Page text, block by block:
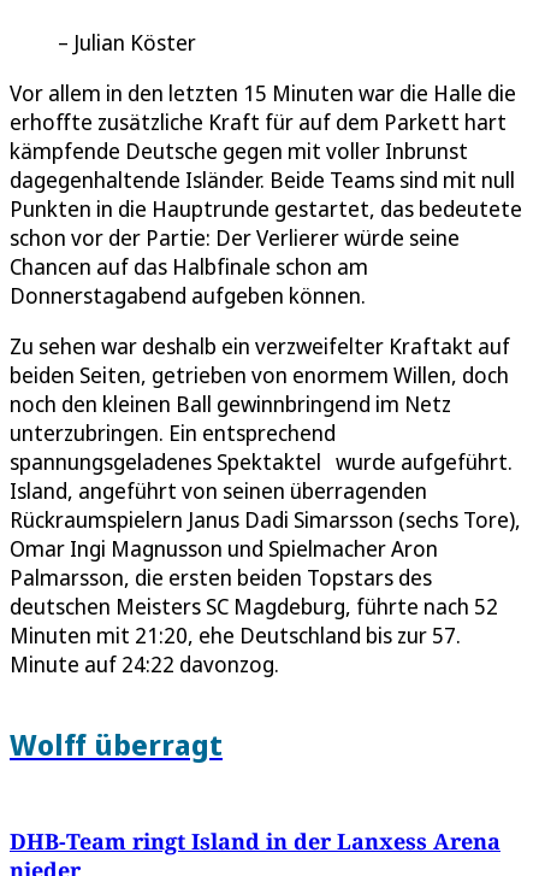
Julian Köster
Vor allem in den letzten 15 Minuten war die Halle die
erhoffte zusätzliche Kraft für auf dem Parkett hart
kämpfende Deutsche gegen mit voller Inbrunst
dagegenhaltende Isländer. Beide Teams sind mit null
Punkten in die Hauptrunde gestartet, das bedeutete
schon vor der Partie: Der Verlierer würde seine
Chancen auf das Halbfinale schon am
Donnerstagabend aufgeben können.
Zu sehen war deshalb ein verzweifelter Kraftakt auf
beiden Seiten, getrieben von enormem Willen, doch
noch den kleinen Ball gewinnbringend im Netz
unterzubringen. Ein entsprechend
spannungsgeladenes Spektaktel wurde aufgeführt.
Island, angeführt von seinen überragenden
Rückraumspielern Janus Dadi Simarsson (sechs Tore),
Omar Ingi Magnusson und Spielmacher Aron
Palmarsson, die ersten beiden Topstars des
deutschen Meisters SC Magdeburg, führte nach 52
Minuten mit 21:20, ehe Deutschland bis zur 57.
Minute auf 24:22 davonzog.
Wolff überragt
DHB-Team ringt Island in der Lanxess Arena